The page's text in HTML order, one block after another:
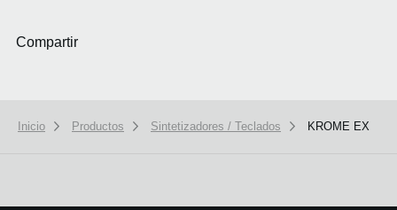
Compartir
Inicio Productos Sintetizadores / Teclados KROME EX